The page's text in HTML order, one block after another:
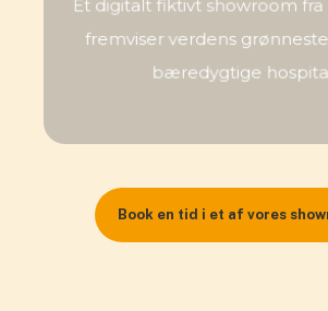
Et digitalt fiktivt showroom fra
fremviser verdens
bæredygtige
fremviser verdens
bæredygtige hospital.
Book en tid i et af vores